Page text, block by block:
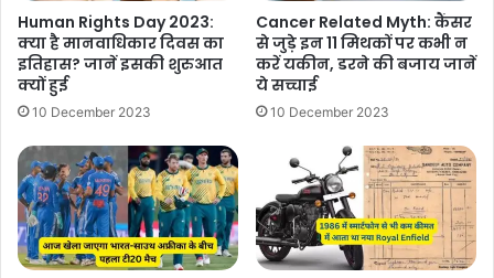
Human Rights Day 2023:
क्या है मानवाधिकार दिवस का
इतिहास? जानें इसकी शुरुआत
क्यों हुई
10 December 2023
Cancer Related Myth: कैंसर
से जुड़े इन 11 मिथकों पर कभी न
करें यकीन, डरने की बजाय जानें
ये सच्चाई
10 December 2023